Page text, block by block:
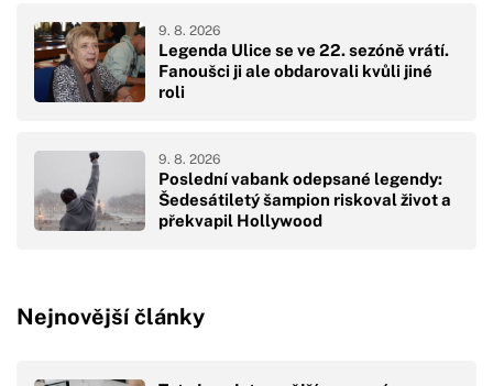
Legenda Ulice se ve 22. sezóně vrátí.
Fanoušci ji ale obdarovali kvůli jiné
roli
9. 8. 2026
Poslední vabank odepsané legendy:
Šedesátiletý šampion riskoval život a
překvapil Hollywood
9. 8. 2026
Nejnovější články